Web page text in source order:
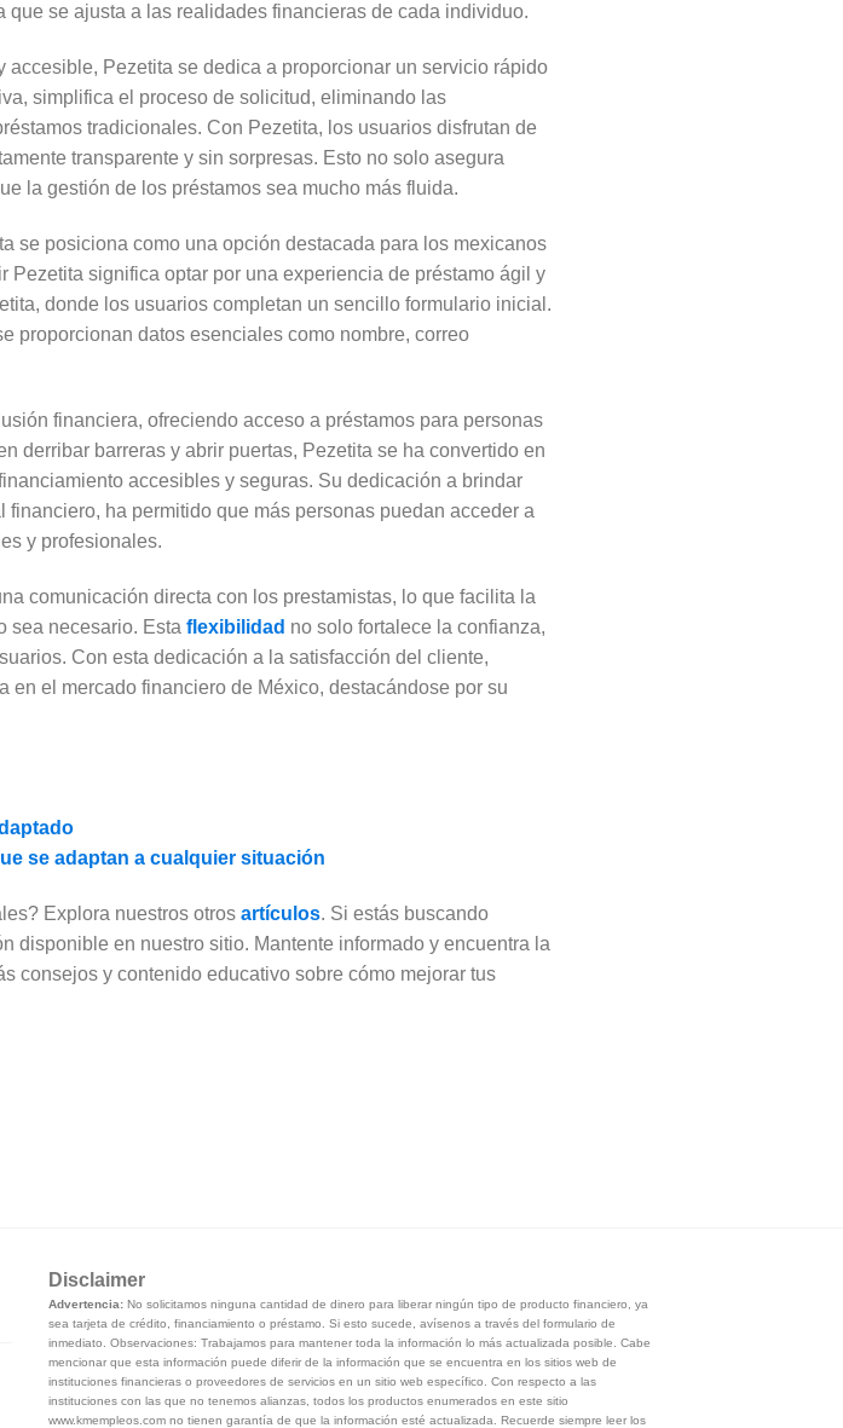
se ajusta a las realidades financieras de cada individuo.
Pezetita se dedica a proporcionar un servicio rápido
simplifica el proceso de solicitud, eliminando las
tradicionales. Con Pezetita, los usuarios disfrutan de
transparente y sin sorpresas. Esto no solo asegura
la gestión de los préstamos sea mucho más fluida.
se posiciona como una opción destacada para los mexicanos
significa optar por una experiencia de préstamo ágil y
donde los usuarios completan un sencillo formulario inicial.
proporcionan datos esenciales como nombre, correo
financiera, ofreciendo acceso a préstamos para personas
derribar barreras y abrir puertas, Pezetita se ha convertido en
accesibles y seguras. Su dedicación a brindar
ha permitido que más personas puedan acceder a
y profesionales.
comunicación directa con los prestamistas, lo que facilita la
sea necesario. Esta flexibilidad no solo fortalece la confianza,
Con esta dedicación a la satisfacción del cliente,
el mercado financiero de México, destacándose por su
se adaptan a cualquier situación
Explora nuestros otros artículos. Si estás buscando
disponible en nuestro sitio. Mantente informado y encuentra la
consejos y contenido educativo sobre cómo mejorar tus
Disclaimer
Advertencia: No solicitamos ninguna cantidad de dinero para liberar ningún tipo de producto financiero, ya
sea tarjeta de crédito, financiamiento o préstamo. Si esto sucede, avísenos a través del formulario de
inmediato. Observaciones: Trabajamos para mantener toda la información lo más actualizada posible. Cabe
mencionar que esta información puede diferir de la información que se encuentra en los sitios web de
instituciones financieras o proveedores de servicios en un sitio web específico. Con respecto a las
instituciones con las que no tenemos alianzas, todos los productos enumerados en este sitio
www.kmempleos.com no tienen garantía de que la información esté actualizada. Recuerde siempre leer los